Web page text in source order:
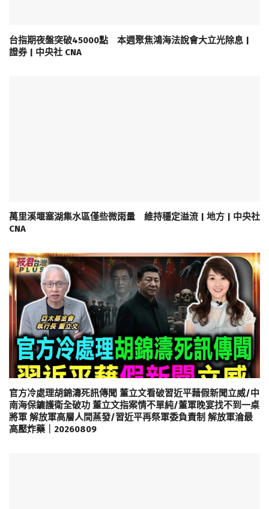
台指期夜盤突破45000點 本週聚焦鴻海法說會大立光除息 |
證券 | 中央社 CNA
萬里溪堰塞湖集水區僅些微雨量 維持穩定溢流 | 地方 | 中央社
CNA
官方冷處理胡錦濤死訊傳聞 董立文看破習近平藉假新聞立威/中
南海保鑣護衛全破功 董立文指案情不單純/董軍晚宴找不到一桌
將軍 解放軍高層人間蒸發/習近平再祭軍委負責制 解放軍淪最
高壓炸藥｜20260809